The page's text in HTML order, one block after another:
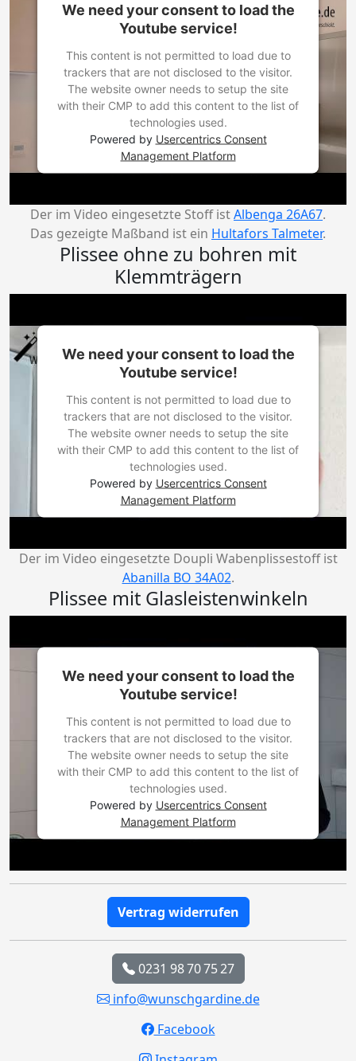
We need your consent to load the
Youtube service!
This content is not permitted to load due to
trackers that are not disclosed to the visitor.
The website owner needs to setup the site
with their CMP to add this content to the list of
technologies used.
Powered by Usercentrics Consent
Management Platform
Der im Video eingesetzte Stoff istAlbenga 26A67.
Das gezeigte Maßband ist ein Hultafors Talmeter.
Plissee ohne zu bohren mit
Klemmträgern
We need your consent to load the
Youtube service!
This content is not permitted to load due to
trackers that are not disclosed to the visitor.
The website owner needs to setup the site
with their CMP to add this content to the list of
technologies used.
Powered by Usercentrics Consent
Management Platform
Der im Video eingesetzte Doupli Wabenplissestoff ist
Abanilla BO 34A02.
Plissee mit Glasleistenwinkeln
We need your consent to load the
Youtube service!
This content is not permitted to load due to
trackers that are not disclosed to the visitor.
The website owner needs to setup the site
with their CMP to add this content to the list of
technologies used.
Powered by Usercentrics Consent
Management Platform
Vertrag widerrufen
0231 98 70 75 27
info@wunschgardine.de
Facebook